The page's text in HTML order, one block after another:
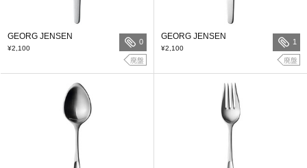
GEORG JENSEN
¥2,100
0
廃盤
GEORG JENSEN
¥2,100
1
廃盤